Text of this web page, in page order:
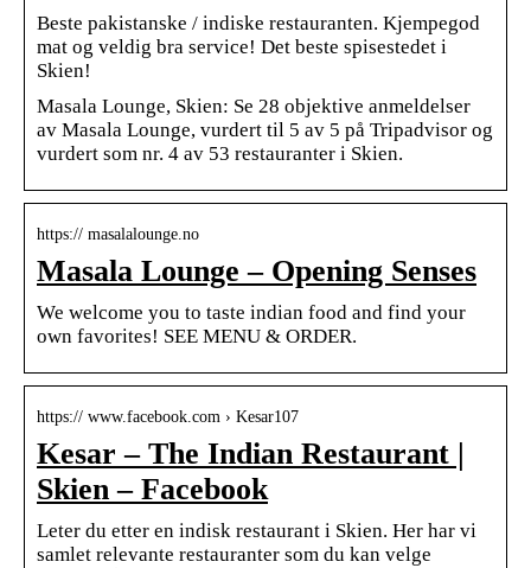
Beste pakistanske / indiske restauranten. Kjempegod
mat og veldig bra service! Det beste spisestedet i
Skien!
Masala Lounge, Skien: Se 28 objektive anmeldelser
av Masala Lounge, vurdert til 5 av 5 på Tripadvisor og
vurdert som nr. 4 av 53 restauranter i Skien.
https:// masalalounge.no
Masala Lounge – Opening Senses
We welcome you to taste indian food and find your
own favorites! SEE MENU & ORDER.
https:// www.facebook.com › Kesar107
Kesar – The Indian Restaurant |
Skien – Facebook
Leter du etter en indisk restaurant i Skien. Her har vi
samlet relevante restauranter som du kan velge